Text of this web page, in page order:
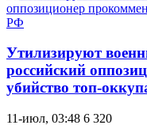
Утилизируют
российский
убийство топ-
11-июл, 03:48 6 320